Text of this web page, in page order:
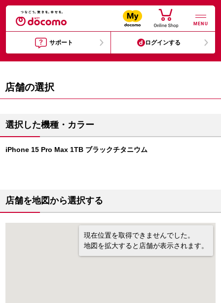
MENU
サポート ログインする
店舗の選択
選択した機種・カラー
iPhone 15 Pro Max 1TB ブラックチタニウム
店舗を地図から選択する
現在位置を取得できませんでした。
地図を拡大すると店舗が表示されます。